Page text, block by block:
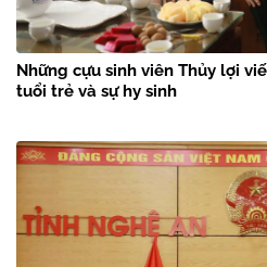
Những cựu sinh viên Thủy lợi
tuổi trẻ và sự hy sinh